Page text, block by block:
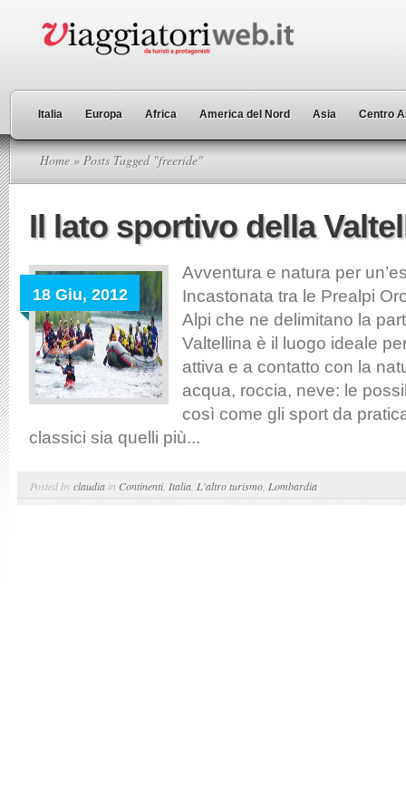
Italia Europa Africa America del Nord Asia Centro
Home » Posts Tagged "freeride"
Il lato sportivo della
18 Giu, 2012
Avventura e natura per
Incastonata tra le Prealpi
Alpi che ne delimitano la
Valtellina è il luogo ideale
attiva e a contatto con la
acqua, roccia, neve: le
così come gli sport da
classici sia quelli più...
Posted byclaudia in Continenti, Italia L'altro turismo Lombardia